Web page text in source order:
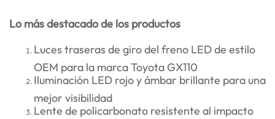
Lo más destacado de los productos
Luces traseras de giro del freno LED de estilo
OEM para la marca Toyota GX110
Iluminación LED rojo y ámbar brillante para una
mejor visibilidad
Lente de policarbonato resistente al impacto